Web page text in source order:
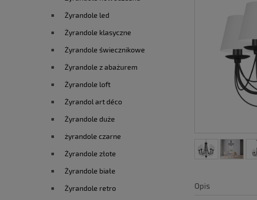
Żyrandole led
Żyrandole klasyczne
Żyrandole świecznikowe
Żyrandole z abażurem
Żyrandole loft
Żyrandol art déco
Żyrandole duże
żyrandole czarne
Żyrandole złote
Żyrandole białe
Żyrandole retro
Opis